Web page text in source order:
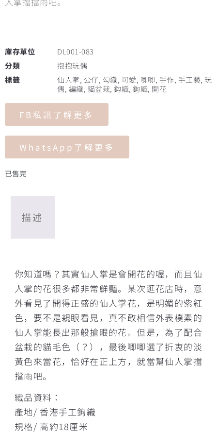
庫存單位
DL001-083
分類
抱抱玩偶
標籤
仙人掌, 公仔, 勾織, 可愛, 唧唧, 手作, 手工藝, 玩
偶, 編織, 貓盆栽, 鈎織, 鉤織, 開花
FB私訊了解更多
WhatsApp了解更多
已售完
描述
你知道嗎？其實仙人掌是會開花的喔，而且仙
人掌的花很多都非常鮮豔。某次逛花店時，意
外看見了開得正盛的仙人掌花，是明媚的紫紅
色，要不是親眼看見，真不敢相信外表樸素的
仙人掌能長出那般搶眼的花。但是，為了配合
盆栽的貓毛色（？），最後唧唧選了折衷的淡
黃色來當花，恰好在正上方，就當幫仙人掌擋
擋雨吧。
織品資料：
產地/ 香港手工鉤織
規格/ 高約18厘米